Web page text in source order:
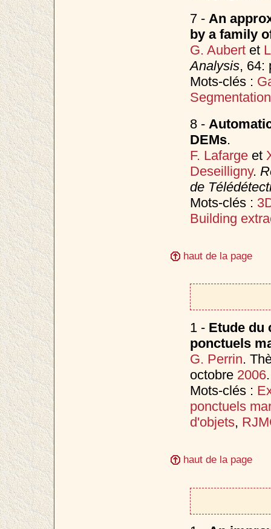
7 - An
by a family
G. Aubertet
Analysis, 64:
Mots-clés :
Segmentation
8 -
DEMs.
F. Lafargeet
Deseilligny.
de
Mots-clés :
Building
haut de la page
1 - Etude du
ponctuels
G. Perrin.
octobre 2006.
Mots-clés :
ponctuels
d'objets,
haut de la page